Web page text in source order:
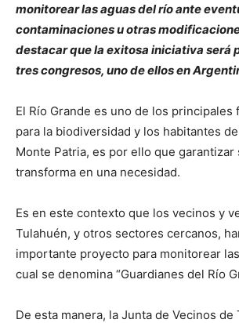
monitorear las aguas del río ante
contaminaciones u otras
destacar que la exitosa iniciativa será
tres congresos, uno de ellos en
El Río Grande es uno de los principales
para la biodiversidad y los habitantes
Monte Patria, es por ello que
transforma en una necesidad.
Es en este contexto que los vecinos y
Tulahuén, y otros sectores cercanos,
importante proyecto para monitorear
cual se denomina “Guardianes del Río
De esta manera, la Junta de Vecinos de